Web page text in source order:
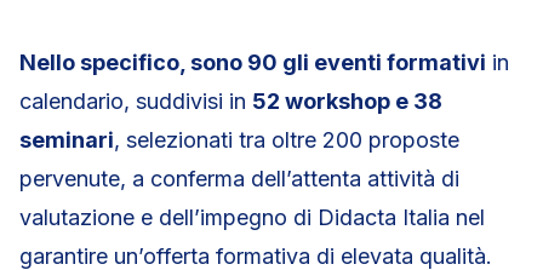
Nello specifico, sono 90 gli eventi formativi in
calendario, suddivisi in 52 workshop e 38
seminari, selezionati tra oltre 200 proposte
pervenute, a conferma dell’attenta attività di
valutazione e dell’impegno di Didacta Italia nel
garantire un’offerta formativa di elevata qualità.